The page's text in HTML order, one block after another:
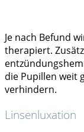
Je nach Befund
therapiert.
die Pupillen weit
verhindern.
Linsenluxation